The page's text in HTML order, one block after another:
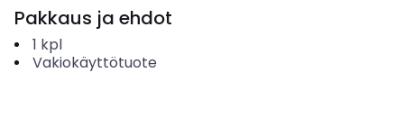
Pakkaus ja ehdot
1 kpl
Vakiokäyttötuote